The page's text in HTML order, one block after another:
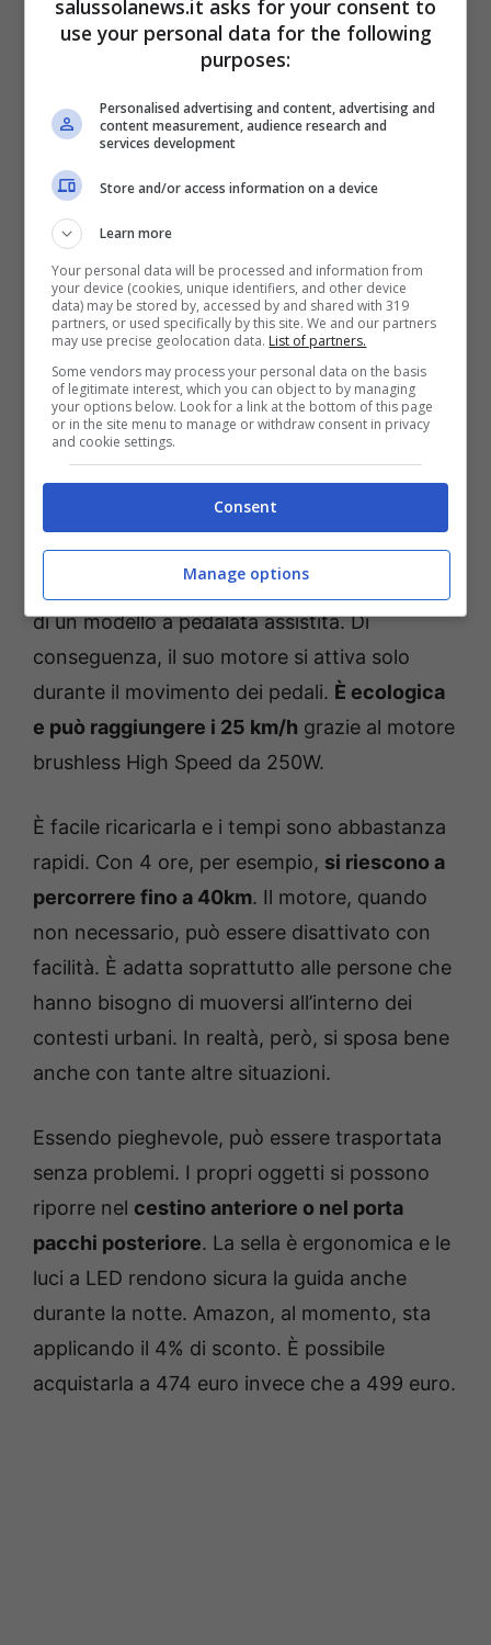
E-Bike J1 Plus è perfettaper coloro che si
stanno approcciando, per la prima volta, a
Gli amanti delle biciclette elettriche l’adoreranno:
caratteristiche, funzioni, prezzo – (amazon.it) –
salussolanews.it
Si tende a descriverla come una bicicletta
elettrica, però, per essere più precisi, si tratta
di un modello a pedalata assistita. Di
conseguenza, il suo motore si attiva solo
durante il movimento dei pedali. È ecologica
e può raggiungere i 25 km/h grazie al motore
brushless High Speed da 250W.
È facile ricaricarla e i tempi sono abbastanza
rapidi. Con 4 ore, per esempio, si riescono a
percorrere fino a 40km. Il motore, quando
non necessario, può essere disattivato con
facilità. È adatta soprattutto alle persone che
hanno bisogno di muoversi all’interno dei
contesti urbani. In realtà, però, si sposa bene
anche con tante altre situazioni.
Essendo pieghevole, può essere trasportata
senza problemi. I propri oggetti si possono
riporre nel cestino anteriore o nel porta
pacchi posteriore. La sella è ergonomica e le
luci a LED rendono sicura la guida anche
durante la notte. Amazon, al momento, sta
applicando il 4% di sconto. È possibile
acquistarla a 474 euro invece che a 499 euro.
salussolanews.it asks for your consent to
use your personal data for the following
purposes:
Personalised advertising and content, advertising and
content measurement, audience research and
services development
Store and/or access information on a device
Learn more
Your personal data will be processed and information from
your device (cookies, unique identifiers, and other device
data) may be stored by, accessed by and shared with 319
partners, or used specifically by this site. We and our partners
may use precise geolocation data. List of partners.
Some vendors may process your personal data on the basis
of legitimate interest, which you can object to by managing
your options below. Look for a link at the bottom of this page
or in the site menu to manage or withdraw consent in privacy
and cookie settings.
Consent
Manage options